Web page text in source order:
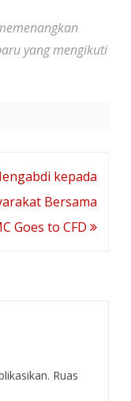
yang mengikuti
kepada
Bersama
Goes to CFD
Ruas